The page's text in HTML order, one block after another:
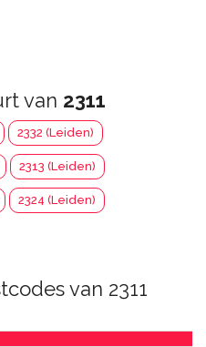
van 2311
2332 (Leiden)
2313 (Leiden)
2324 (Leiden)
van 2311